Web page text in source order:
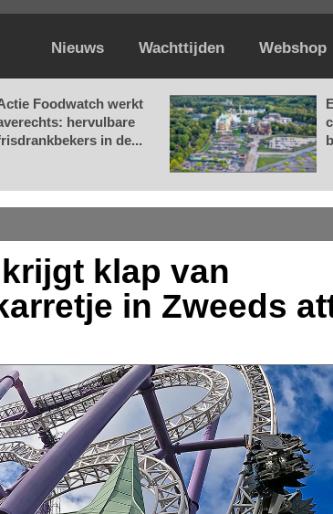
Nieuws Wachttijden Webshop
Foodwatch werkt
hervulbare
in de...
klap van
in Zweeds